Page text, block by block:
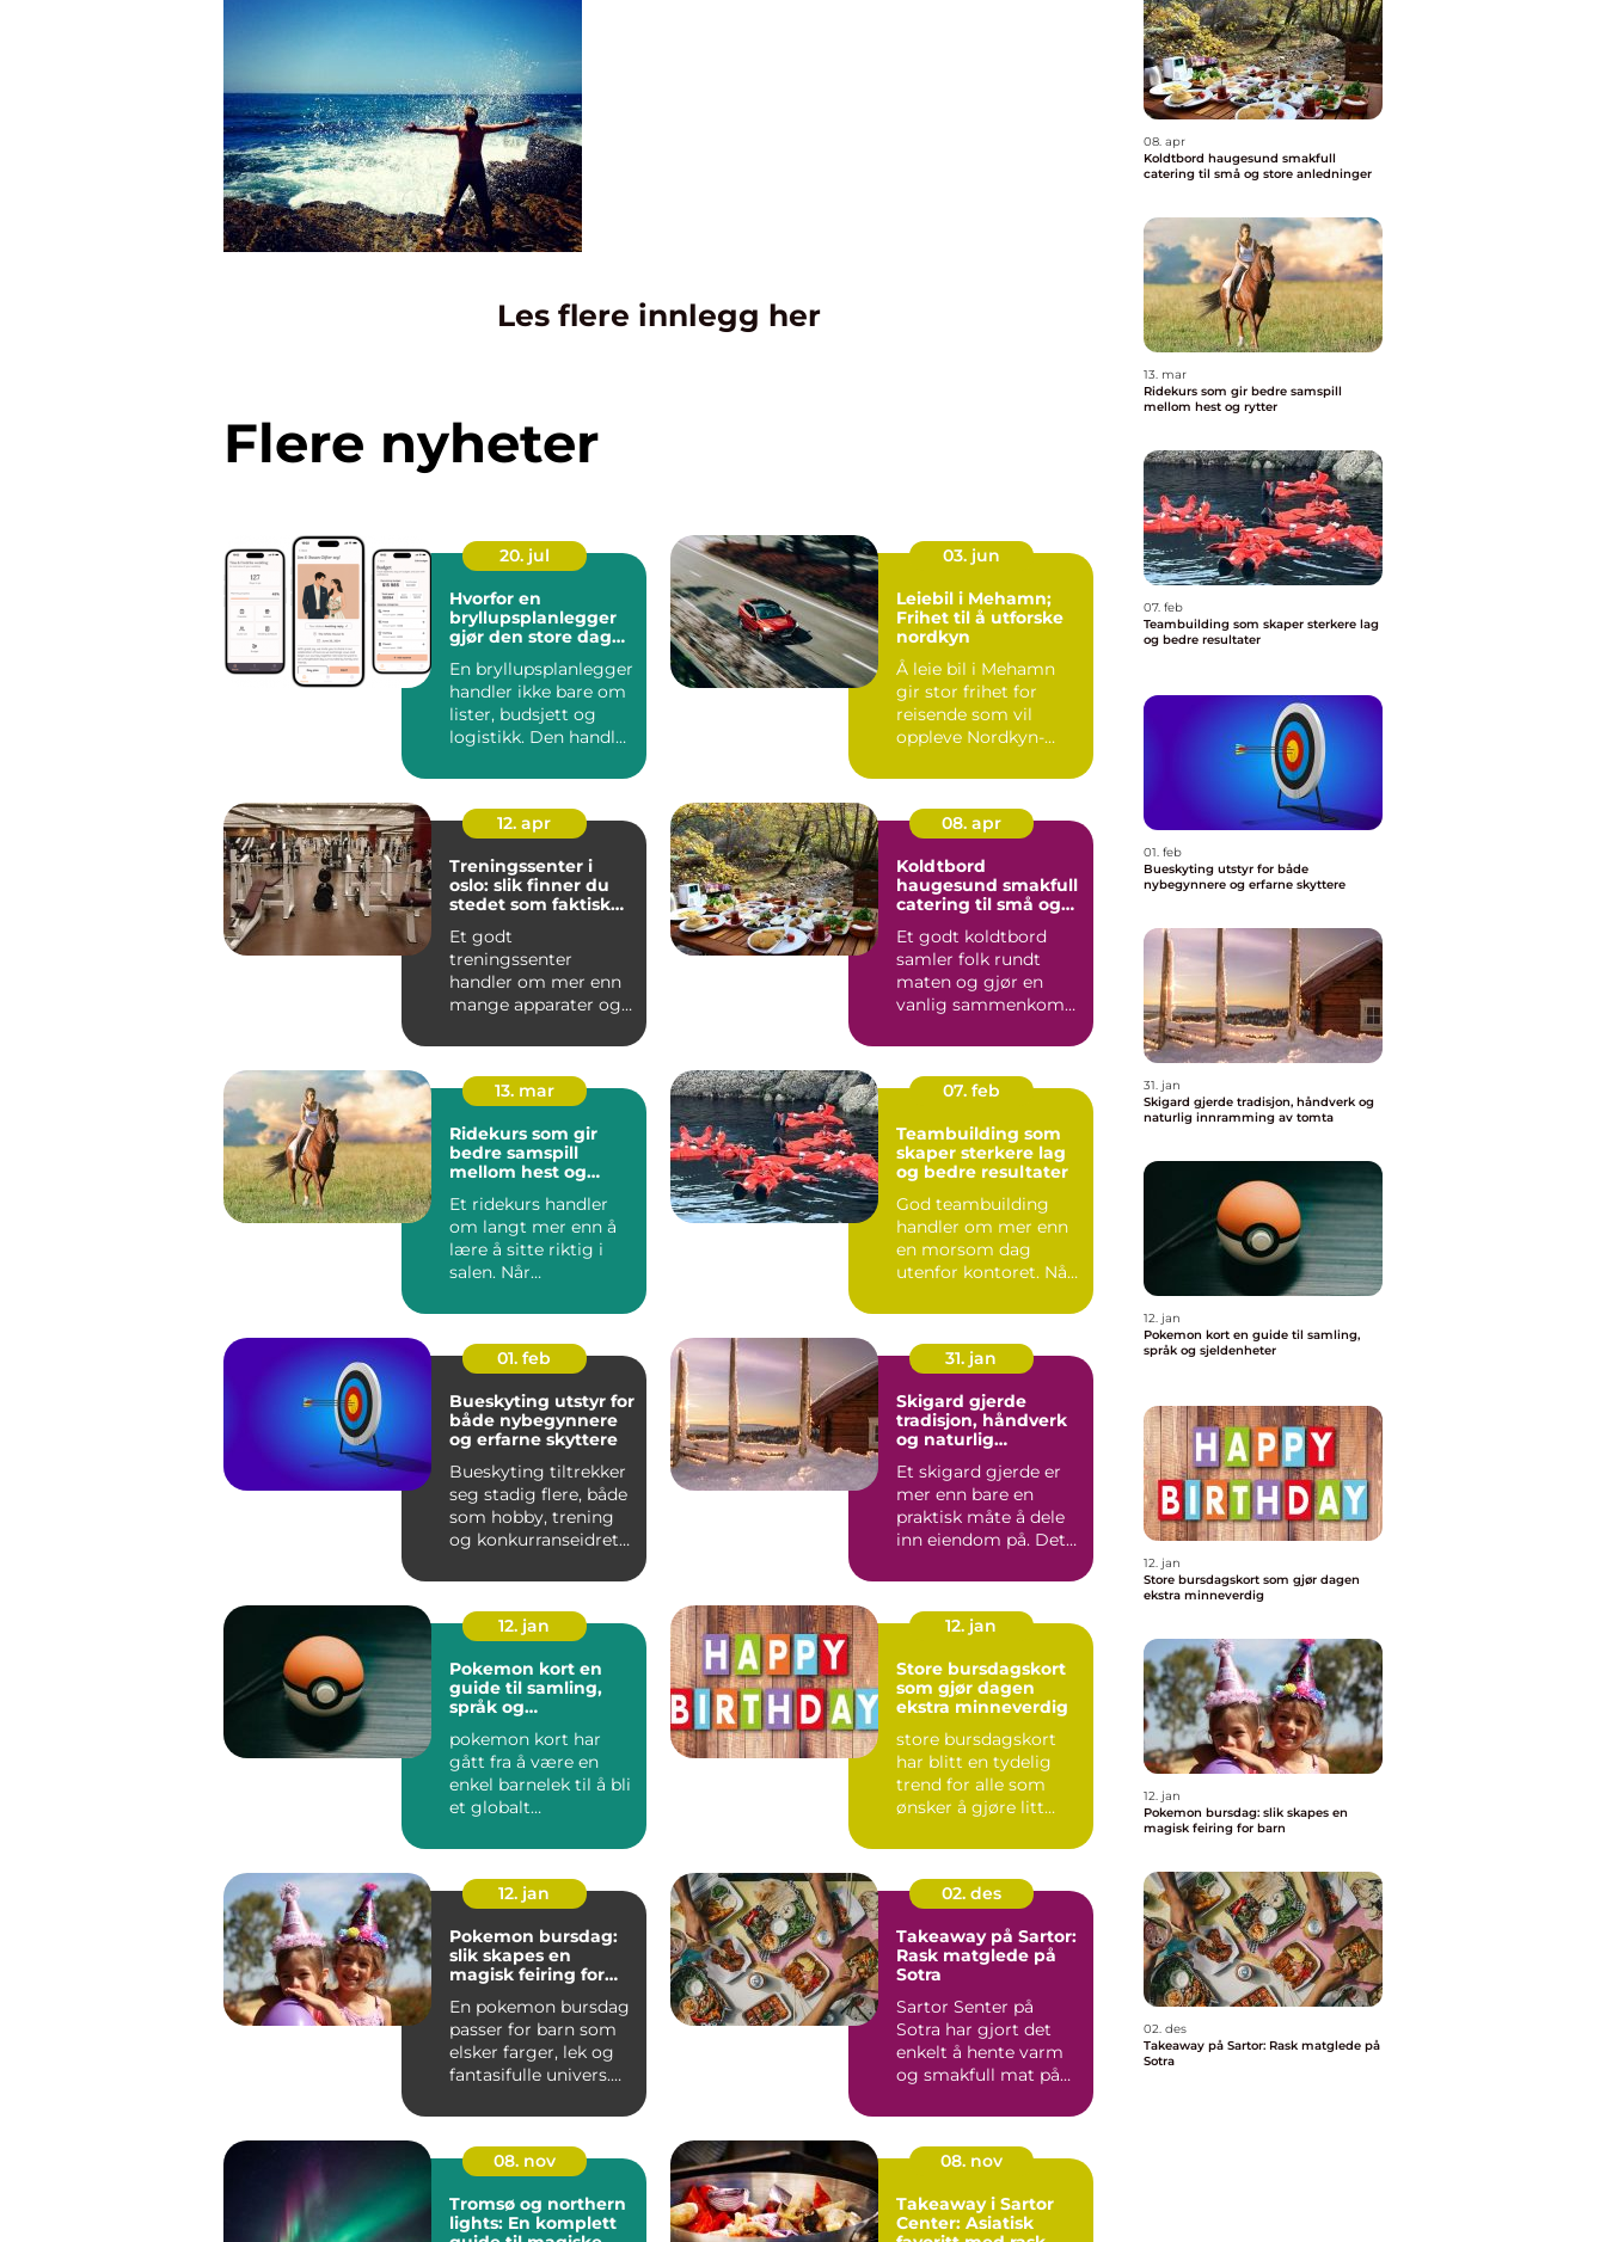
Les flere innlegg her
Flere nyheter
20. jul
Hvorfor en
bryllupsplanlegger
gjør den store dagen
En bryllupsplanlegger
handler ikke bare om
lister, budsjett og
logistikk. Den handler
03. jun
Leiebil i Mehamn;
Frihet til å utforske
nordkyn
Å leie bil i Mehamn
gir stor frihet for
reisende som vil
oppleve Nordkyn-
12. apr
Treningssenter i
oslo: slik finner du
stedet som faktisk
Et godt
treningssenter
handler om mer enn
mange apparater og
Oslo er utfordrin...
08. apr
Koldtbord
haugesund smakfull
catering til små og
Et godt koldtbord
samler folk rundt
maten og gjør en
vanlig sammenkomst
Haug...
13. mar
Ridekurs som gir
bedre samspill
mellom hest og
Et ridekurs handler
om langt mer enn å
lære å sitte riktig i
salen. Når
utgangspu...
07. feb
Teambuilding som
skaper sterkere lag
og bedre resultater
God teambuilding
handler om mer enn
en morsom dag
utenfor kontoret. Når
opplevelser...
01. feb
Bueskyting utstyr for
både nybegynnere
og erfarne skyttere
Bueskyting tiltrekker
seg stadig flere, både
som hobby, trening
og konkurranseidrett.
31. jan
Skigard gjerde
tradisjon, håndverk
og naturlig
tomta
Et skigard gjerde er
mer enn bare en
praktisk måte å dele
inn eiendom på. Det
tydeli...
12. jan
Pokemon kort en
guide til samling,
språk og
pokemon kort har
gått fra å være en
enkel barnelek til å bli
et globalt
spiller ...
12. jan
Store bursdagskort
som gjør dagen
ekstra minneverdig
store bursdagskort
har blitt en tydelig
trend for alle som
ønsker å gjøre litt
12. jan
Pokemon bursdag:
slik skapes en
magisk feiring for
En pokemon bursdag
passer for barn som
elsker farger, lek og
fantasifulle univers.
02. des
Takeaway på Sartor:
Rask matglede på
Sotra
Sartor Senter på
Sotra har gjort det
enkelt å hente varm
og smakfull mat på
08. nov
Tromsø og northern
lights: En komplett
08. nov
Takeaway i Sartor
Center: Asiatisk
08. apr
Koldtbord haugesund smakfull
catering til små og store anledninger
13. mar
Ridekurs som gir bedre samspill
mellom hest og rytter
07. feb
Teambuilding som skaper sterkere lag
og bedre resultater
01. feb
Bueskyting utstyr for både
nybegynnere og erfarne skyttere
31. jan
Skigard gjerde tradisjon, håndverk og
naturlig innramming av tomta
12. jan
Pokemon kort en guide til samling,
språk og sjeldenheter
12. jan
Store bursdagskort som gjør dagen
ekstra minneverdig
12. jan
Pokemon bursdag: slik skapes en
magisk feiring for barn
02. des
Takeaway på Sartor: Rask matglede på
Sotra